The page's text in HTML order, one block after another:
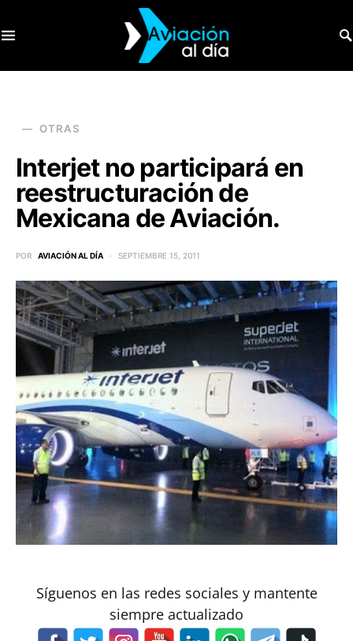
OTRAS
Interjet no participará en
reestructuración de
Mexicana de Aviación.
POR AVIACIÓN AL DÍA SEPTIEMBRE 15, 2011
Síguenos en las redes sociales y mantente
siempre actualizado